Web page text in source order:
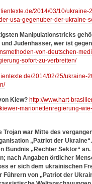
2014/03/10/
usa-gegenuber-der-
Manipulationstricks
Judenhasser, wer ist
von-deutschen-
sofort-zu-verbreiten/
2014/02/25/
Kiew? http://www.hart-
marionettenregierung-
Trojan war Mitte des
„Patriot der
Bündnis „Rechter Sektor“
nach Angaben örtlicher
er sich dem ukrainischen
Führern von „Patriot der